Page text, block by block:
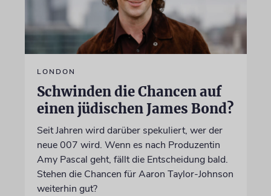
LONDON
Schwinden die Chancen auf
einen jüdischen James Bond?
Seit Jahren wird darüber spekuliert, wer der
neue 007 wird. Wenn es nach Produzentin
Amy Pascal geht, fällt die Entscheidung bald.
Stehen die Chancen für Aaron Taylor-Johnson
weiterhin gut?